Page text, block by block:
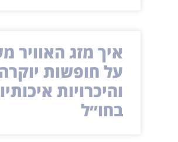
איך מזג האוויר
על חופשות יוקרה
והיכרויות
בחו״ל